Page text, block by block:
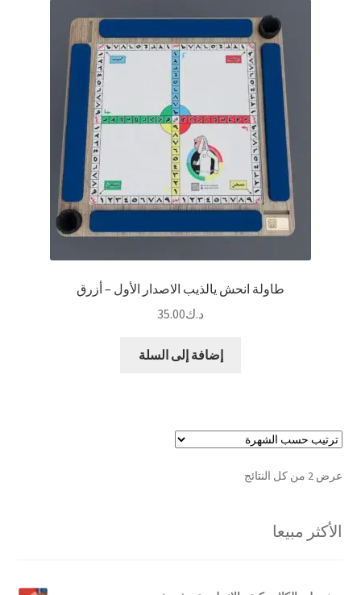
طاولة انحش يالذيب الاصدار الأول – أزرق
د.ك35.00
إضافة إلى السلة
عرض ⁦2⁩ من كل النتائج
تم
الأكثر مبيعا